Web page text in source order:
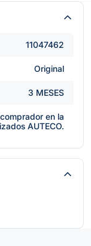
11047462
Original
3 MESES
en la
AUTECO.